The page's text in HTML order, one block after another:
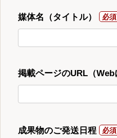
媒体名（タイトル）
掲載ページのURL（Web
成果物のご発送日程